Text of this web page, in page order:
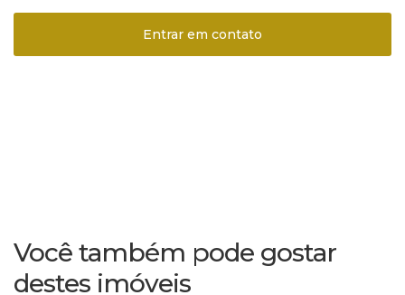
Entrar em contato
Você também pode gostar
destes imóveis